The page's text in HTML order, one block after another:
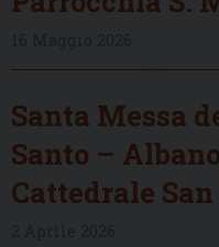
Santa Messa
Santo –
Cattedrale